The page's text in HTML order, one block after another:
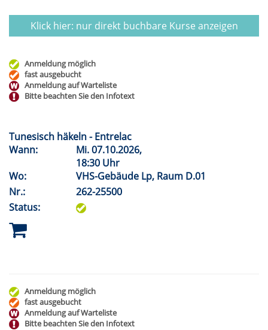
Klick hier: nur direkt buchbare Kurse anzeigen
Anmeldung möglich
fast ausgebucht
Anmeldung auf Warteliste
Bitte beachten Sie den Infotext
Tunesisch häkeln - Entrelac
Wann:
Mi.07.10.2026,
18:30 Uhr
Wo:
VHS-Gebäude Lp, Raum D.01
Nr.:
262-25500
Status:
Anmeldung möglich
fast ausgebucht
Anmeldung auf Warteliste
Bitte beachten Sie den Infotext